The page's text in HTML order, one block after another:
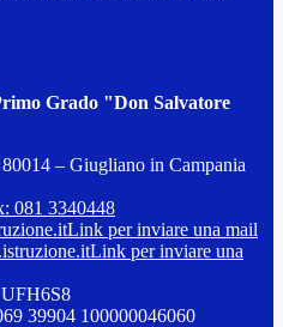
Grado "Don Salvatore
– Giugliano in Campania
081 3340448
Link per inviare una mail
Link per inviare una
39904 100000046060